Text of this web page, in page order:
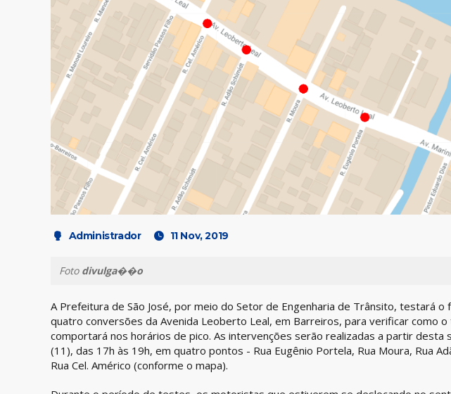
Administrador 11 Nov, 2019
Foto divulga��o
A Prefeitura de São José, por meio do Setor de Engenharia de Trânsito, testará o
quatro conversões da Avenida Leoberto Leal, em Barreiros, para verificar como
comportará nos horários de pico. As intervenções serão realizadas a partir desta
(11), das 17h às 19h, em quatro pontos - Rua Eugênio Portela, Rua Moura, Rua
Rua Cel. Américo (conforme o mapa).